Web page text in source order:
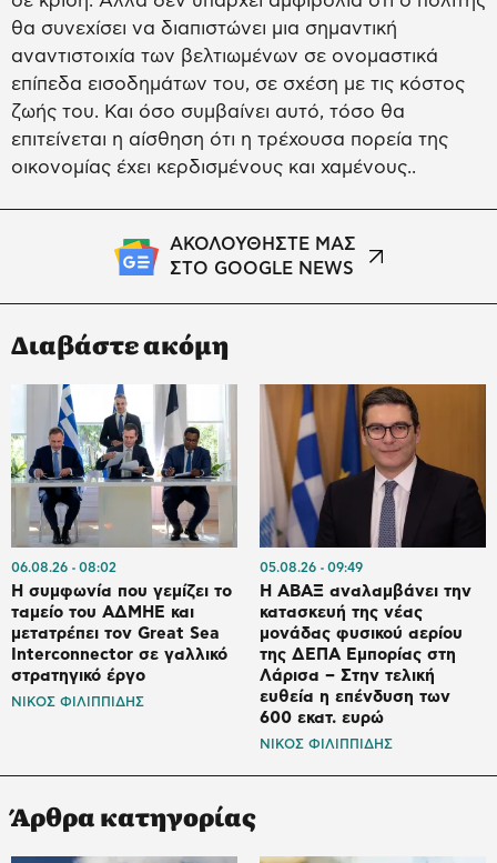
θα συνεχίσει να διαπιστώνει μια σημαντική
αναντιστοιχία των βελτιωμένων σε ονομαστικά
επίπεδα εισοδημάτων του, σε σχέση με τις κόστος
ζωής του. Και όσο συμβαίνει αυτό, τόσο θα
επιτείνεται η αίσθηση ότι η τρέχουσα πορεία της
οικονομίας έχει κερδισμένους και χαμένους..
ΑΚΟΛΟΥΘΗΣΤΕ ΜΑΣ
ΣΤΟ GOOGLE NEWS
Διαβάστε ακόμη
06.08.26 08:02
Η συμφωνία που γεμίζει το
ταμείο του ΑΔΜΗΕ και
μετατρέπει τον Great Sea
Interconnector σε γαλλικό
στρατηγικό έργο
ΝΙΚΟΣ ΦΙΛΙΠΠΙΔΗΣ
05.08.26 09:49
Η ΑΒΑΞ αναλαμβάνει την
κατασκευή της νέας
μονάδας φυσικού αερίου
της ΔΕΠΑ Εμπορίας στη
Λάρισα – Στην τελική
ευθεία η επένδυση των
600 εκατ. ευρώ
ΝΙΚΟΣ ΦΙΛΙΠΠΙΔΗΣ
Άρθρα κατηγορίας